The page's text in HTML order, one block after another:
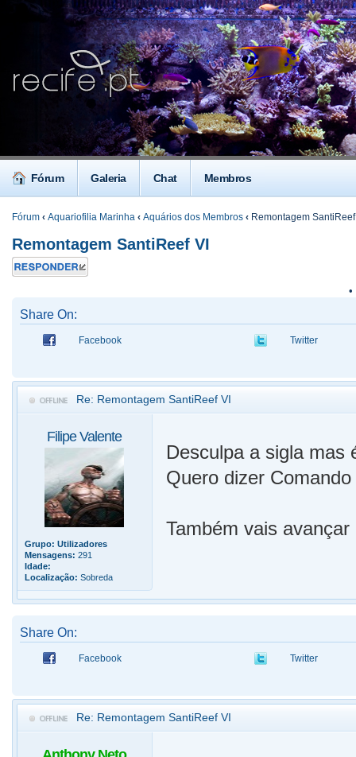
Fórum Galeria Chat Membros
Fórum ‹ Aquariofilia Marinha ‹ Aquários dos Membros ‹ Remontagem
Remontagem SantiReef VI
Responder
•
Share On:
Facebook Twitter
Re: Remontagem SantiReef VI
Filipe Valente
Grupo: Utilizadores
Mensagens: 291
Idade:
Localização: Sobreda
Desculpa a sigla mas
Quero dizer
Também vais
Share On:
Facebook Twitter
Re: Remontagem SantiReef VI